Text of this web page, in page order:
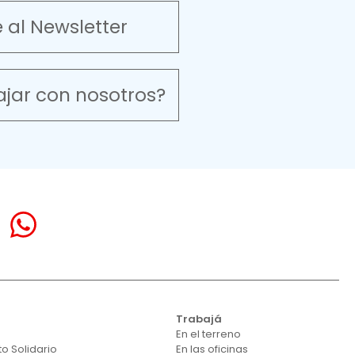
al Newsletter
con nosotros?
Solidario
Trabajá
En el terreno
En las oficinas